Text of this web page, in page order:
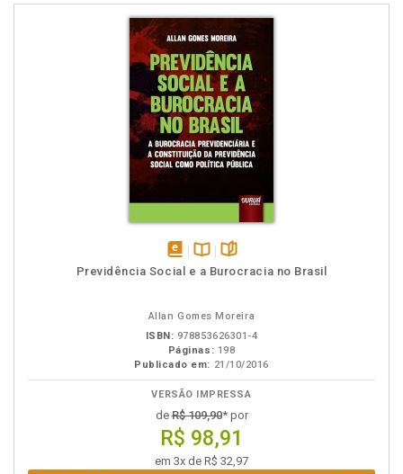
disponívelDisponível
páginas
Previdência Social e a Burocracia no Brasil
Allan Gomes Moreira
ISBN: 978853626301-4
Páginas: 198
Publicado em: 21/10/2016
VERSÃO IMPRESSA
deR$ 109,90* por
R$ 98,91
em 3x de R$ 32,97